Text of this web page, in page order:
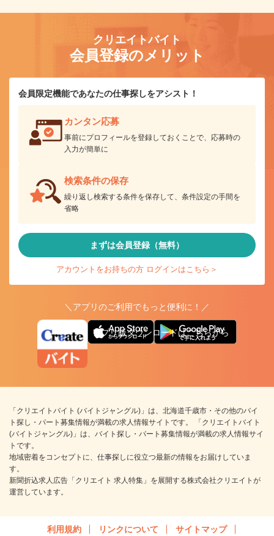
クリエイトバイト
会員登録のメリット
会員限定機能であなたの仕事探しをアシスト！
カンタン応募
事前にプロフィールを登録しておくことで、応募時の
入力が簡単に
検索条件の保存
繰り返し検索する条件を保存して、条件設定の手間を
省略
まずは会員登録（無料）
アカウントをお持ちの方 ログインはこちら＞
＼アプリのご利用でもっと便利に！／
アプリ版ダウンロードはこちらから
「クリエイトバイト (バイトジャングル)」は、北海道千歳市・その他のバイ
ト探し・パート募集情報が満載の求人情報サイトです。 「クリエイトバイト
(バイトジャングル)」は、バイト探し・パート募集情報が満載の求人情報サイ
トです。
地域密着をコンセプトに、仕事探しに役立つ最新の情報をお届けしていま
す。
新聞折込求人広告「クリエイト 求人特集」を展開する株式会社クリエイトが
運営しています。
利用規約 リンクについて サイトマップ